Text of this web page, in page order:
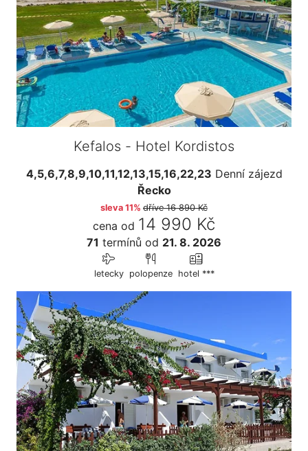
Kefalos - Hotel Kordistos
4,5,6,7,8,9,10,11,12,13,15,16,22,23 Denní zájezd
Řecko
sleva 11% dříve16 890 Kč
cena od 14 990 Kč
71 termínů od 21. 8. 2026
letecky polopenze hotel ***